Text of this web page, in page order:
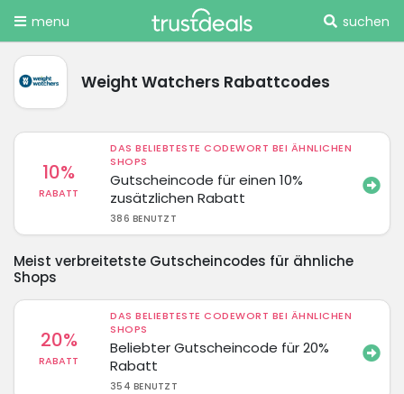
menu suchen
Weight Watchers Rabattcodes
10%
RABATT
DAS BELIEBTESTE CODEWORT BEI ÄHNLICHEN
SHOPS
Gutscheincode für einen 10%
zusätzlichen Rabatt
386 BENUTZT
Meist verbreitetste Gutscheincodes für ähnliche
Shops
20%
RABATT
DAS BELIEBTESTE CODEWORT BEI ÄHNLICHEN
SHOPS
Beliebter Gutscheincode für 20%
Rabatt
354 BENUTZT